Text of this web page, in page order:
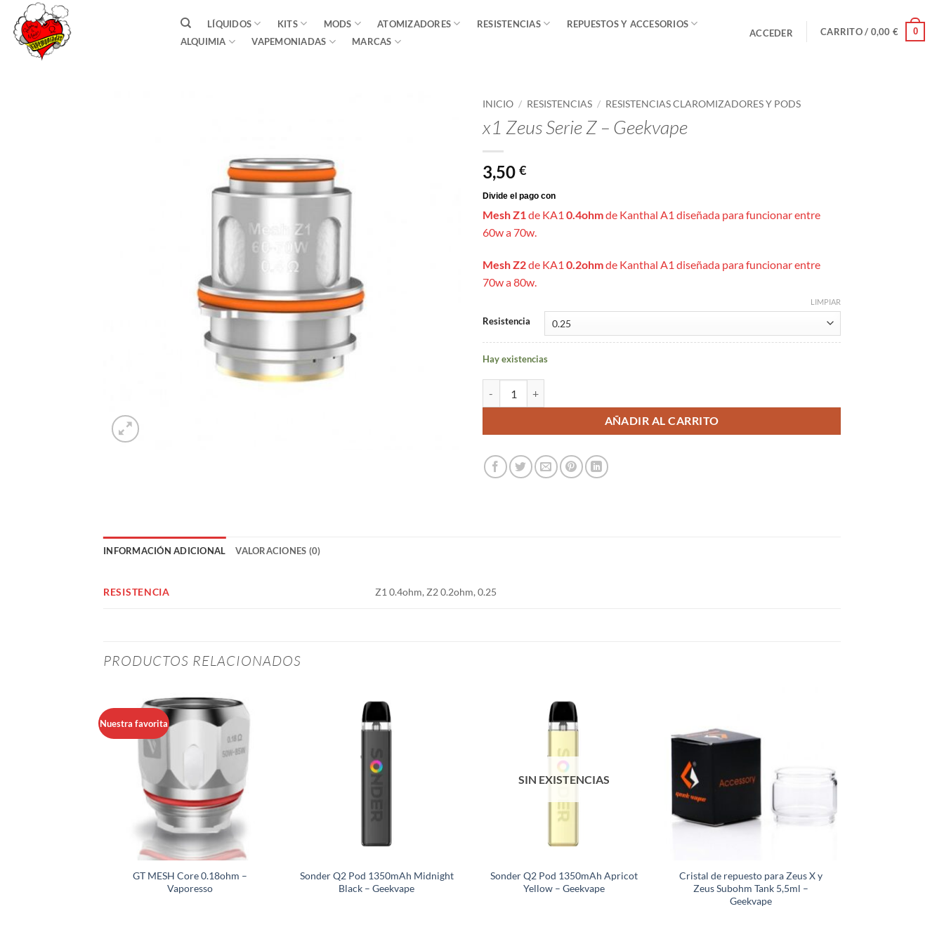
Saltar
contenido
LÍQUIDOS KITS MODS ATOMIZADORES RESISTENCIAS
REPUESTOS Y ACCESORIOS
ALQUIMIA
VAPEMONIADAS MARCAS
ACCEDER CARRITO / 0,00 € 0
INICIO / RESISTENCIAS / RESISTENCIAS CLAROMIZADORES Y PODS
x1 Zeus Serie Z – Geekvape
3,50 €
Mesh Z1 de KA1 0.4ohmde Kanthal A1 diseñada para funcionar entre
60w a 70w.
Mesh Z2de KA1 0.2ohmde Kanthal A1 diseñada para funcionar entre
70w a 80w.
Resistencia
LIMPIAR
Hay existencias
AÑADIR AL CARRITO
INFORMACIÓN ADICIONAL VALORACIONES (0)
RESISTENCIA Z1 0.4ohm, Z2 0.2ohm, 0.25
PRODUCTOS RELACIONADOS
Nuestra favorita
GT MESH Core 0.18ohm –
Vaporesso
Sonder Q2 Pod 1350mAh Midnight
Black – Geekvape
SIN EXISTENCIAS
Sonder Q2 Pod 1350mAh Apricot
Yellow – Geekvape
Cristal de repuesto para Zeus X y
Zeus Subohm Tank 5,5ml –
Geekvape